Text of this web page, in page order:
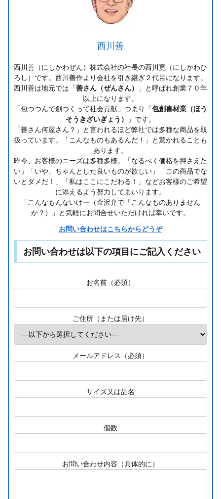
西川善
西川善（にしかわぜん）株式会社の社長の西川寛（にしかわひ
ろし）です。西川善作より会社を引き継ぎ２代目になります。
西川善は地元では「善さん（ぜんさん）
」と呼ばれ創業７０年
以上になります。
「包つつんで創つくって社会貢献」つまり「包創喜材業（ほう
そうきざいぎょう）
」です。
「善さん何屋さん？」と言われるほど弊社では多種な商品を取
扱っています。「こんなものもあるんだ！」と驚かれることも
あります。
昨今、お客様のニーズは多種多様。「なるべく価格を押さえた
い」「いや、ちゃんとした良いものが欲しい」「この商品でな
いとダメだ！」「私はここにこだわる！」などお客様のご希望
に添えるよう努力してまいります。
「こんなもんないけー（金沢弁で「こんなものありません
か？）」と気軽にお問合せいただければ幸いです。
お問い合わせはこちらからどうぞ
お問い合わせは以下の項目にご記入ください
お名前（必須）
ご住所（または届け先）
メールアドレス（必須）
サイズ又は品名
個数
お問い合わせ内容（具体的に）